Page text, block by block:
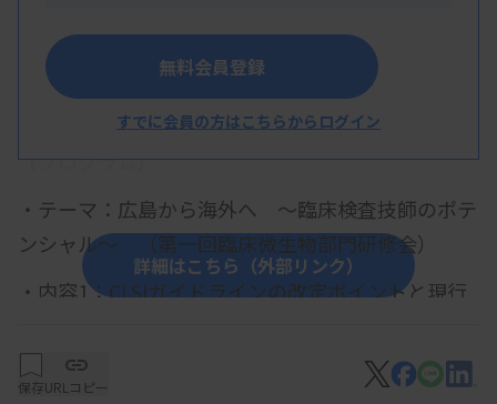
概 要
【プログラム】
・テーマ：広島から海外へ ～臨床検査技師のポテ
ンシャル～ （第一回臨床微生物部門研修会）
・内容1：CLSIガイドラインの改定ポイントと現行
野田紗緒里様（ビオメリュー・ジャパン株式
詳細はこちら（外部リンク）
無料会員登録
すでに会員の方はこちらからログイン
保存URLコピー